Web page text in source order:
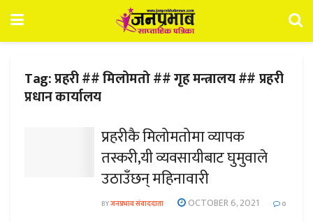
Tag:प्रहरी ## मिलोमतो ## गृह मन्त्रालय ## प्रहरी
प्रधान कार्यालय
प्रहरीकै मिलोमतोमा व्यापक
तस्करी,यी व्यवसायीबाट घुमुवाले
उठाउँछन् महिनावारी
BYजनप्रभाव संवाददाता OCTOBER 6, 2021 0